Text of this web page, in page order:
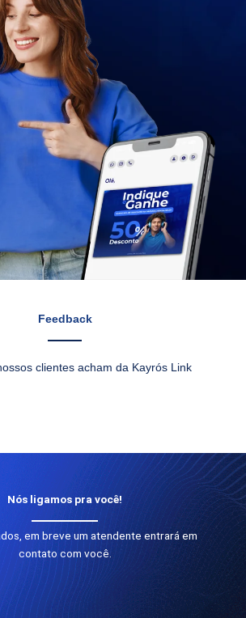
Feedback
clientes acham da Kayrós Link
Nós ligamos pra você!
em breve um atendente entrará em
contato com você.